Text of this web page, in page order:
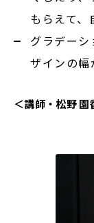
もらえて、
グラデー
ザインの幅
＜講師・松野 園